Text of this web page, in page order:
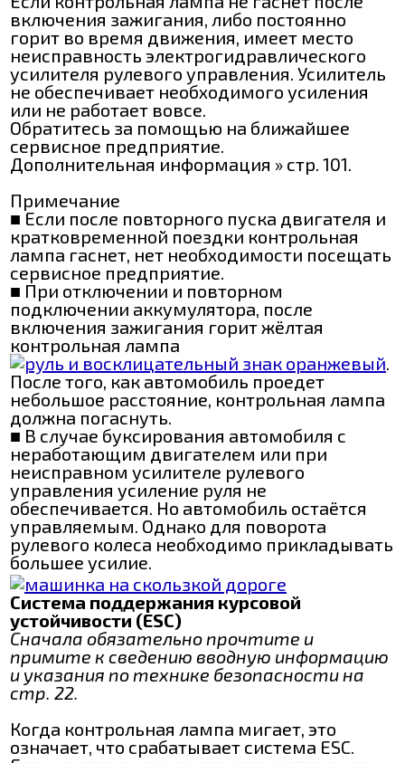
включения зажигания, либо постоянно
горит во время движения, имеет место
неисправность электрогидравлического
усилителя рулевого управления. Усилитель
не обеспечивает необходимого усиления
или не работает вовсе.
Обратитесь за помощью на ближайшее
сервисное предприятие.
Дополнительная информация » стр. 101.
Примечание
■ Если после повторного пуска двигателя и
кратковременной поездки контрольная
лампа гаснет, нет необходимости посещать
сервисное предприятие.
■ При отключении и повторном
подключении аккумулятора, после
включения зажигания горит жёлтая
контрольная лампа
.
После того, как автомобиль проедет
небольшое расстояние, контрольная лампа
должна погаснуть.
■ В случае буксирования автомобиля с
неработающим двигателем или при
неисправном усилителе рулевого
управления усиление руля не
обеспечивается. Но автомобиль остаётся
управляемым. Однако для поворота
рулевого колеса необходимо прикладывать
большее усилие.
Система поддержания курсовой
устойчивости (ESC)
Сначала обязательно прочтите и
примите к сведению вводную информацию
и указания по технике безопасности на
стр. 22.
Когда контрольная лампа мигает, это
означает, что срабатывает система ESC.